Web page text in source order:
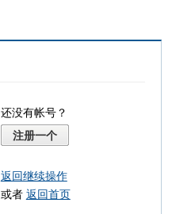
还没有帐号？
注册一个
返回继续操作
或者 返回首页